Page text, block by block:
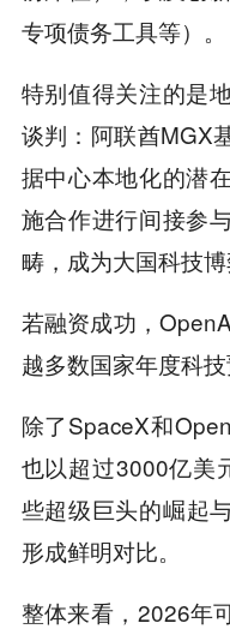
专项债务工具等）。
特别值得关注的是
谈判：阿联酋MGX
据中心本地化的潜
施合作进行间接参
畴，成为大国科技博
若融资成功，
越多数国家年度科技
除了SpaceX和
也以超过3000亿美
些超级巨头的崛起
形成鲜明对比。
整体来看，2026年